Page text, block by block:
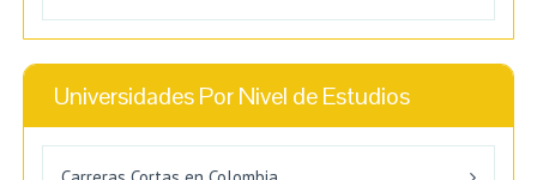
Universidades Por Nivel de Estudios